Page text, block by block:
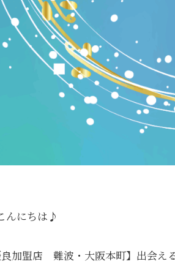
んにちは♪
良加盟店 難波・大阪本町】出会え